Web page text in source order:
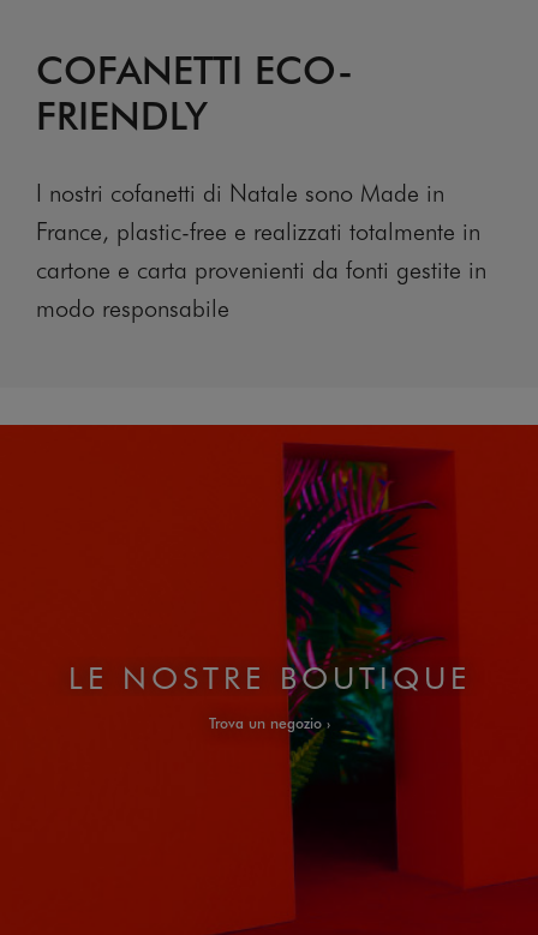
COFANETTI ECO-
FRIENDLY
I nostri cofanetti di Natale sono Made in
France, plastic-free e realizzati totalmente in
cartone e carta provenienti da fonti gestite in
modo responsabile
LE NOSTRE BOUTIQUE
Trova un negozio